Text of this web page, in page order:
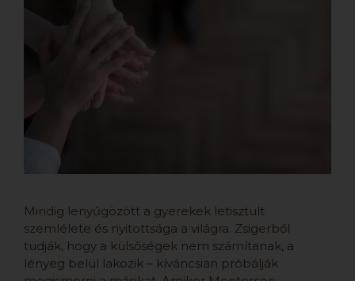
Mindig lenyűgözött a gyerekek letisztult
szemlélete és nyitottsága a világra. Zsigerből
tudják, hogy a külsőségek nem számítanak, a
lényeg belül lakozik – kíváncsian próbálják